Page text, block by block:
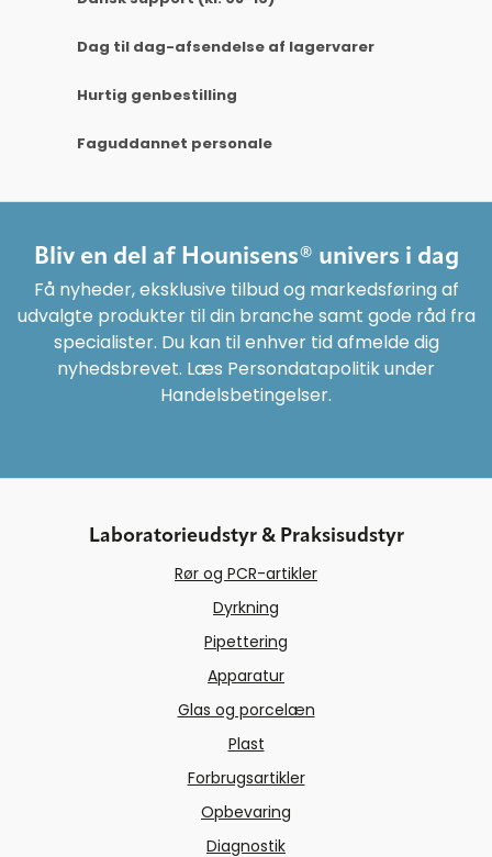
Dag til dag-afsendelse af lagervarer
Hurtig genbestilling
Faguddannet personale
Bliv en del af Hounisens® univers i dag
Få nyheder, eksklusive tilbud og markedsføring af
udvalgte produkter til din branche samt gode råd fra
specialister. Du kan til enhver tid afmelde dig
nyhedsbrevet. Læs Persondatapolitik under
Handelsbetingelser.
Laboratorieudstyr & Praksisudstyr
Rør og PCR-artikler
Dyrkning
Pipettering
Apparatur
Glas og porcelæn
Plast
Forbrugsartikler
Opbevaring
Diagnostik